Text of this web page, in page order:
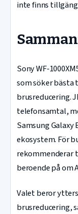
inte finns
Sony WF-
som söker bästa
brusreducering.
telefonsamtal,
Samsung
ekosystem. För
rekommenderar
beroende på om
Valet beror